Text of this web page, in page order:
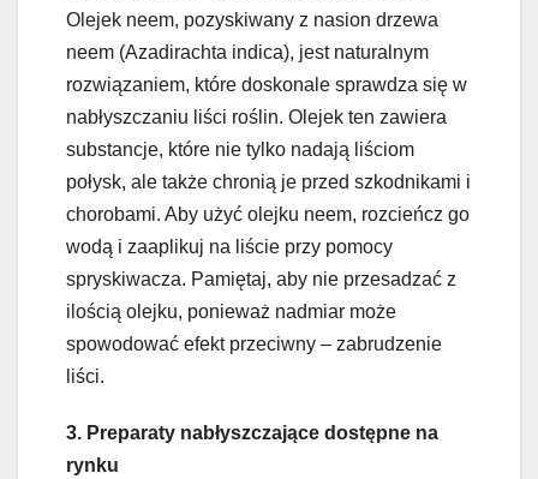
Olejek neem, pozyskiwany z nasion drzewa
neem (Azadirachta indica), jest naturalnym
rozwiązaniem, które doskonale sprawdza się w
nabłyszczaniu liści roślin. Olejek ten zawiera
substancje, które nie tylko nadają liściom
połysk, ale także chronią je przed szkodnikami i
chorobami. Aby użyć olejku neem, rozcieńcz go
wodą i zaaplikuj na liście przy pomocy
spryskiwacza. Pamiętaj, aby nie przesadzać z
ilością olejku, ponieważ nadmiar może
spowodować efekt przeciwny – zabrudzenie
liści.
3. Preparaty nabłyszczające dostępne na
rynku